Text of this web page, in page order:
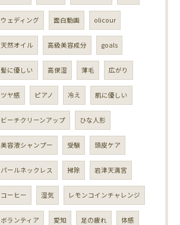
ウェディング 面白動画 olicour
天然オイル 高級美容成分 goals
髪に優しい 高保湿 薄毛 広がり
ツヤ感 ピアノ 冷え 肌に優しい
ビーチクリーンアップ ひな人形
美容液シャンプー 受験 頭皮ケア
パールネックレス 掃除 岩津天満宮
コーヒー 湿気 レモンコインチャレンジ
ボランティア 愛知 足の疲れ 体感